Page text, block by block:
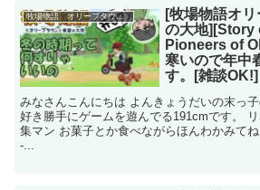
牧場物語 オリーブタウンと希望の大地
[牧場物語オ
の大地][Story
Pioneers of
寒いので年中
す。[雑談OK!]
みなさんこんにちは よんきょうだいの末っ子
好き勝手にゲームを遊んでる191cmです。
集マン お菓子とか食べながらほんわかみてね
-...